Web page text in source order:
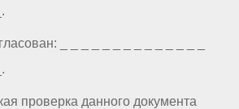
_ _ _ _ _ _ _ _ _ _ _ _ _ _
проверка данного документа